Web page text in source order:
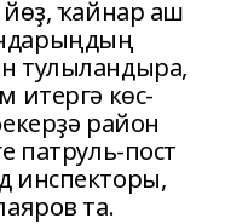
ҡайнар аш
тулыландыра,
итергә көс-
район
патруль-пост
инспекторы,
та.